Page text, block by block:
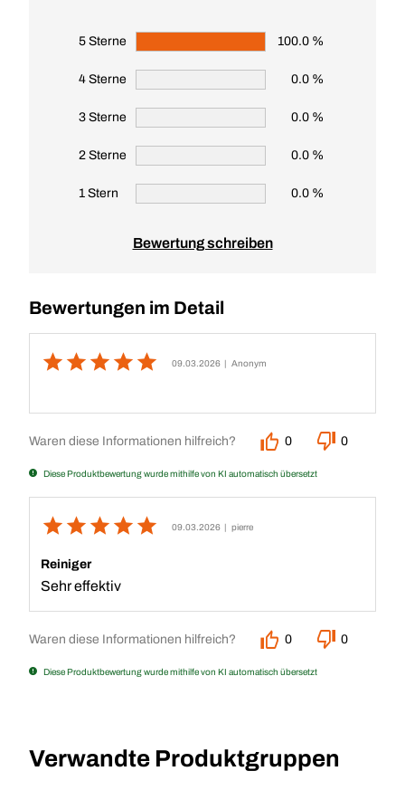
5 Sterne 100.0 %
4 Sterne 0.0 %
3 Sterne 0.0 %
2 Sterne 0.0 %
1 Stern 0.0 %
Bewertung schreiben
Bewertungen im Detail
09.03.2026 | Anonym
Waren diese Informationen hilfreich? 0 0
Diese Produktbewertung wurde mithilfe von KI automatisch übersetzt
09.03.2026 | pierre
Reiniger
Sehr effektiv
Waren diese Informationen hilfreich? 0 0
Diese Produktbewertung wurde mithilfe von KI automatisch übersetzt
Verwandte Produktgruppen